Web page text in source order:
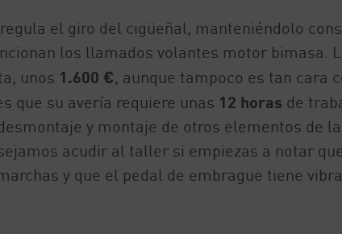
el giro del cigüeñal, manteniéndolo
los llamados volantes motor bimasa.
unos 1.600 €, aunque tampoco es tan cara
que su avería requiere unas 12 horas de
y montaje de otros elementos de
acudir al taller si empiezas a notar
y que el pedal de embrague tiene